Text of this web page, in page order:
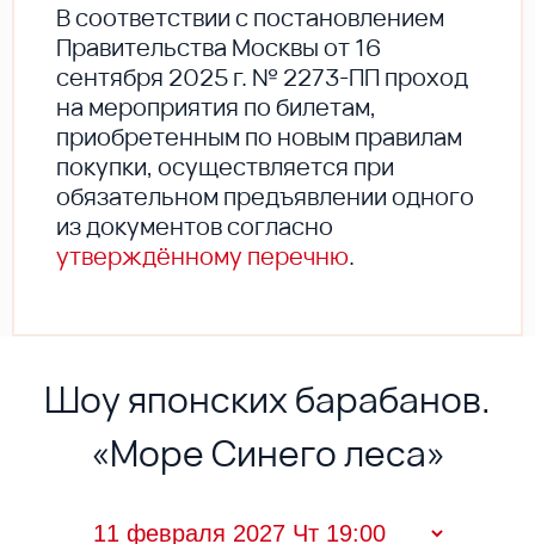
В соответствии с постановлением
Правительства Москвы от 16
сентября 2025 г. № 2273-ПП проход
на мероприятия по билетам,
приобретенным по новым правилам
покупки, осуществляется при
обязательном предъявлении одного
из документов согласно
утверждённому перечню.
Шоу японских барабанов.
«Море Синего леса»